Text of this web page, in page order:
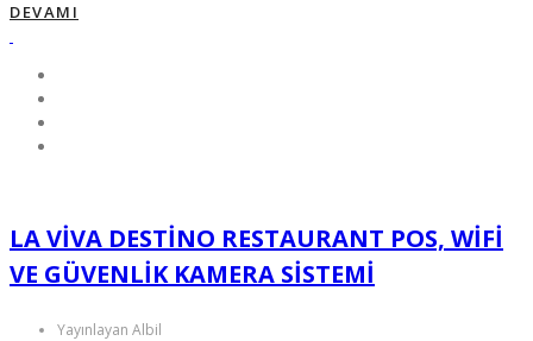
DEVAMI
LA VIVA DESTINO RESTAURANT POS, WIFI
VE GÜVENLIK KAMERA SISTEMI
Yayınlayan Albil